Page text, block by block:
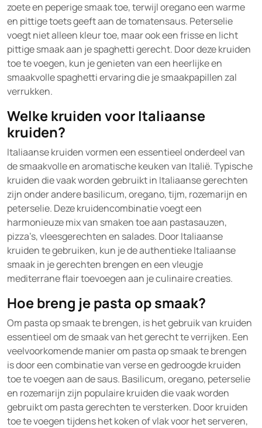
zoete en peperige smaak toe, terwijl oregano een warme
en pittige toets geeft aan de tomatensaus. Peterselie
voegt niet alleen kleur toe, maar ook een frisse en licht
pittige smaak aan je spaghetti gerecht. Door deze kruiden
toe te voegen, kun je genieten van een heerlijke en
smaakvolle spaghetti ervaring die je smaakpapillen zal
verrukken.
Welke kruiden voor Italiaanse
kruiden?
Italiaanse kruiden vormen een essentieel onderdeel van
de smaakvolle en aromatische keuken van Italië. Typische
kruiden die vaak worden gebruikt in Italiaanse gerechten
zijn onder andere basilicum, oregano, tijm, rozemarijn en
peterselie. Deze kruidencombinatie voegt een
harmonieuze mix van smaken toe aan pastasauzen,
pizza’s, vleesgerechten en salades. Door Italiaanse
kruiden te gebruiken, kun je de authentieke Italiaanse
smaak in je gerechten brengen en een vleugje
mediterrane flair toevoegen aan je culinaire creaties.
Hoe breng je pasta op smaak?
Om pasta op smaak te brengen, is het gebruik van kruiden
essentieel om de smaak van het gerecht te verrijken. Een
veelvoorkomende manier om pasta op smaak te brengen
is door een combinatie van verse en gedroogde kruiden
toe te voegen aan de saus. Basilicum, oregano, peterselie
en rozemarijn zijn populaire kruiden die vaak worden
gebruikt om pasta gerechten te versterken. Door kruiden
toe te voegen tijdens het koken of vlak voor het serveren,